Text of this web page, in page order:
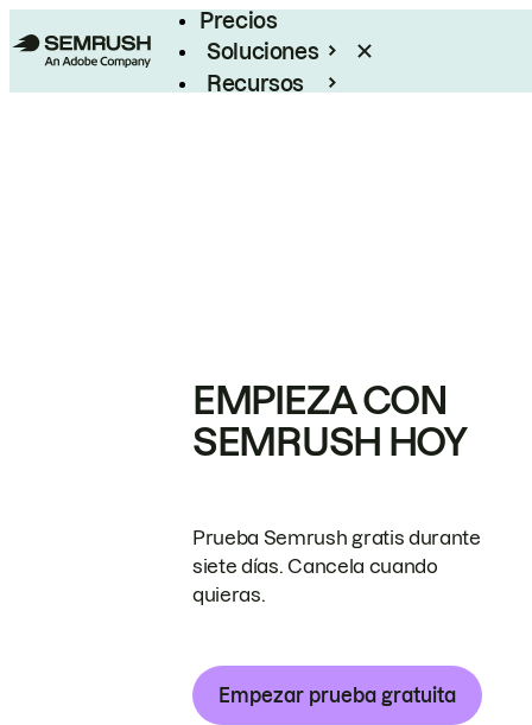
Precios
Soluciones
Recursos
EMPIEZA CON
SEMRUSH HOY
Prueba Semrush gratis durante
siete días. Cancela cuando
quieras.
Empezar prueba gratuita